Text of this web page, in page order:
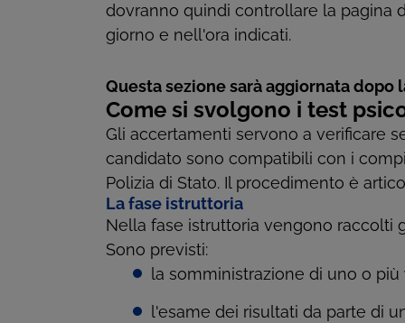
dovranno quindi controllare la pagina
giorno e nell'ora indicati.
Questa sezione sarà aggiornata
Come si svolgono i test
Gli accertamenti servono a verificare
candidato sono compatibili con i
Polizia di Stato. Il procedimento è
La fase istruttoria
Nella fase istruttoria vengono raccolti
Sono previsti:
la somministrazione di uno o più
l'esame dei risultati da parte di